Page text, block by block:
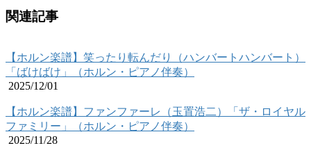
関連記事
【ホルン楽譜】笑ったり転んだり（ハンバートハンバート）
「ばけばけ」（ホルン・ピアノ伴奏）
2025/12/01
【ホルン楽譜】ファンファーレ（玉置浩二）「ザ・ロイヤル
ファミリー」（ホルン・ピアノ伴奏）
2025/11/28